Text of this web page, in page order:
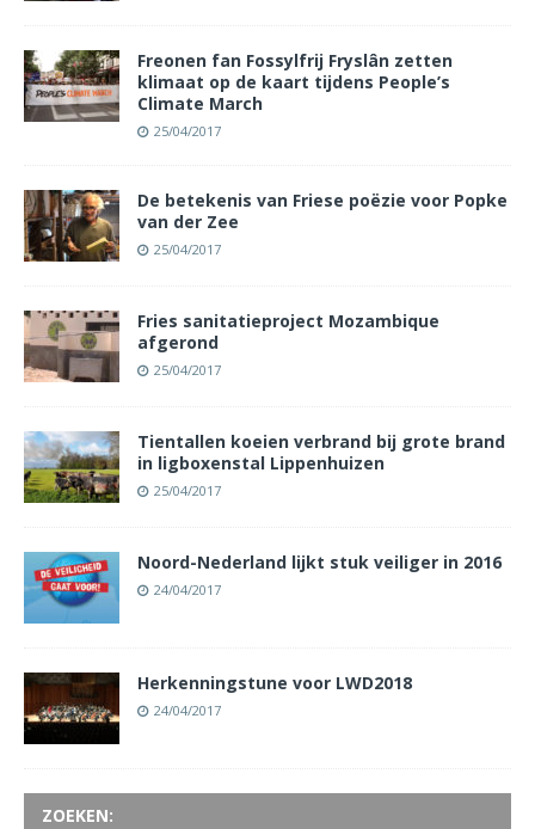
Freonen fan Fossylfrij Fryslân zetten
klimaat op de kaart tijdens People’s
Climate March
25/04/2017
De betekenis van Friese poëzie voor Popke
van der Zee
25/04/2017
Fries sanitatieproject Mozambique
afgerond
25/04/2017
Tientallen koeien verbrand bij grote brand
in ligboxenstal Lippenhuizen
25/04/2017
Noord-Nederland lijkt stuk veiliger in 2016
24/04/2017
Herkenningstune voor LWD2018
24/04/2017
ZOEKEN: